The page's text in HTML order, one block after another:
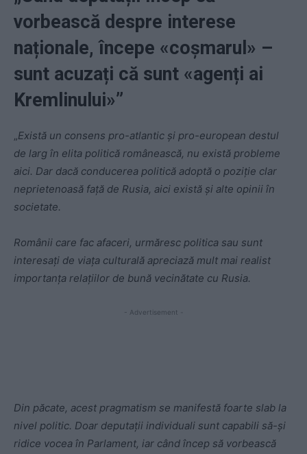
vorbească despre interese
naționale, începe «coșmarul» –
sunt acuzați că sunt «agenți ai
Kremlinului»”
„Există un consens pro-atlantic și pro-european destul
de larg în elita politică românească, nu există probleme
aici. Dar dacă conducerea politică adoptă o poziție clar
neprietenoasă față de Rusia, aici există și alte opinii în
societate.
Românii care fac afaceri, urmăresc politica sau sunt
interesați de viața culturală apreciază mult mai realist
importanța relațiilor de bună vecinătate cu Rusia.
- Advertisement -
Din păcate, acest pragmatism se manifestă foarte slab la
nivel politic. Doar deputații individuali sunt capabili să-și
ridice vocea în Parlament, iar când încep să vorbească